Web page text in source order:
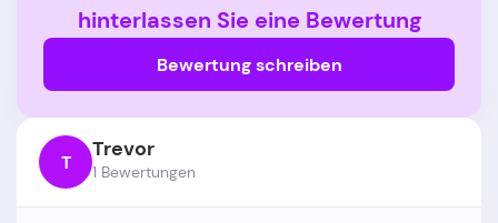
hinterlassen Sie eine Bewertung
Bewertung schreiben
T Trevor
1 Bewertungen